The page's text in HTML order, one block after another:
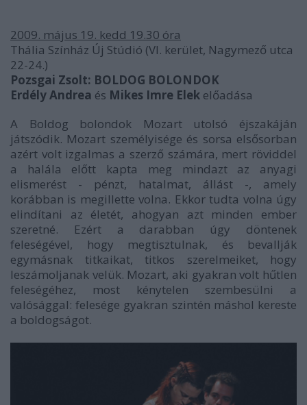
2009. május 19. kedd 19.30 óra
Thália Színház Új Stúdió (VI. kerület, Nagymező utca
22-24.)
Pozsgai Zsolt: BOLDOG BOLONDOK
Erdély Andrea és Mikes Imre Elek előadása
A Boldog bolondok Mozart utolsó éjszakáján
játszódik. Mozart személyisége és sorsa elsősorban
azért volt izgalmas a szerző számára, mert röviddel
a halála előtt kapta meg mindazt az anyagi
elismerést - pénzt, hatalmat, állást -, amely
korábban is megillette volna. Ekkor tudta volna úgy
elindítani az életét, ahogyan azt minden ember
szeretné. Ezért a darabban úgy döntenek
feleségével, hogy megtisztulnak, és bevallják
egymásnak titkaikat, titkos szerelmeiket, hogy
leszámoljanak velük. Mozart, aki gyakran volt hűtlen
feleségéhez, most kénytelen szembesülni a
valósággal: felesége gyakran szintén máshol kereste
a boldogságot.